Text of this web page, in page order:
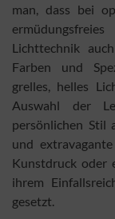
man, dass bei
Lichttechnik
Farben und
grelles, helles
Auswahl der
persönlichen Stil
und
Kunstdruck oder
ihrem
gesetzt.